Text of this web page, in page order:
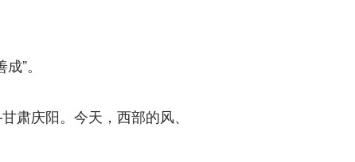
”。
庆阳。今天，西部的风、